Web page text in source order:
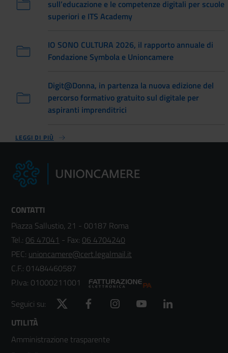
sull’educazione e le competenze digitali per scuole
superiori e ITS Academy
IO SONO CULTURA 2026, il rapporto annuale di
Fondazione Symbola e Unioncamere
Digit@Donna, in partenza la nuova edizione del
percorso formativo gratuito sul digitale per
aspiranti imprenditrici
LEGGI DI PIÙ
CONTATTI
Piazza Sallustio, 21 - 00187 Roma
Tel.: 06 47041 - Fax: 06 4704240
PEC: unioncamere@cert.legalmail.it
C.F.: 01484460587
P.Iva: 01000211001
Seguici su:
Twitter Facebook Instagram YouTube
Footer
UTILITÀ
Amministrazione trasparente